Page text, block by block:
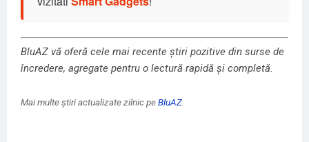
BluAZ vă oferă cele mai recente știri pozitive din surse de
încredere, agregate pentru o lectură rapidă și completă.
Mai multe știri actualizate zilnic peBluAZ.